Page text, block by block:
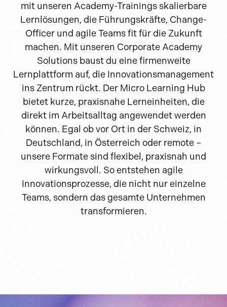
mit unseren Academy-Trainings skalierbare
Lernlösungen, die Führungskräfte, Change-
Officer und agile Teams fit für die Zukunft
machen. Mit unseren Corporate Academy
Solutions baust du eine firmenweite
Lernplattform auf, die Innovationsmanagement
ins Zentrum rückt. Der Micro Learning Hub
bietet kurze, praxisnahe Lerneinheiten, die
direkt im Arbeitsalltag angewendet werden
können. Egal ob vor Ort in der Schweiz, in
Deutschland, in Österreich oder remote –
unsere Formate sind flexibel, praxisnah und
wirkungsvoll. So entstehen agile
Innovationsprozesse, die nicht nur einzelne
Teams, sondern das gesamte Unternehmen
transformieren.